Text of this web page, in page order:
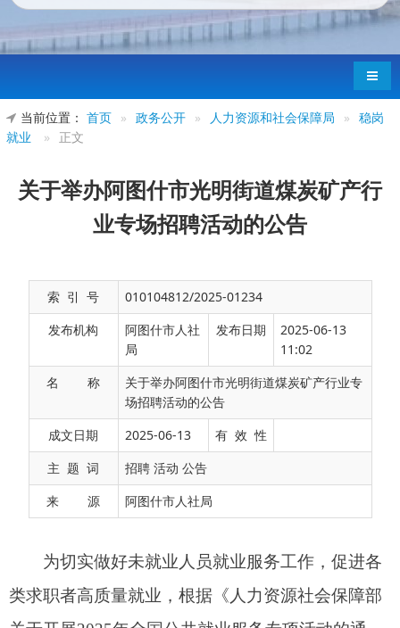
导航
当前位置： 首页 » 政务公开 » 人力资源和社会保障局 » 稳岗
就业
» 正文
关于举办阿图什市光明街道煤炭矿产行
业专场招聘活动的公告
索 引 号
010104812/2025-01234
发布机构
阿图什市人社
局
发布日期
2025-06-13
11:02
名 称
关于举办阿图什市光明街道煤炭矿产行业专
场招聘活动的公告
成文日期
2025-06-13
有 效 性
主 题 词
招聘 活动 公告
来 源
阿图什市人社局
为切实做好未就业人员就业服务工作，促进各
类求职者高质量就业，根据《人力资源社会保障部
关于开展2025年全国公共就业服务专项活动的通
知》（人社部函〔2025〕2号）要求，阿图什市人
图什市煤炭矿产行业专场招聘会，现将本次活动有
一、活动主题